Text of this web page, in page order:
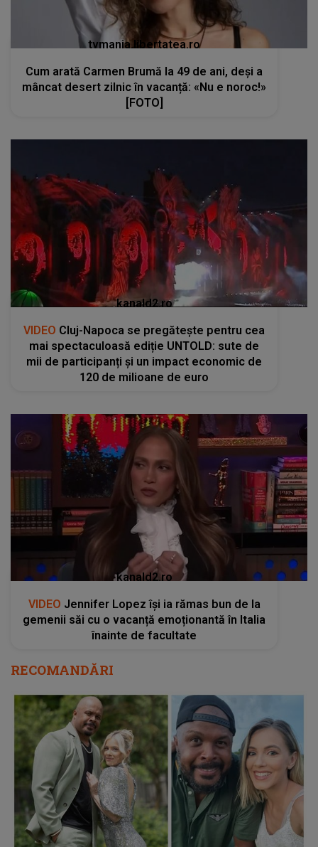
tvmania.libertatea.ro
Cum arată Carmen Brumă la 49 de ani, deși a
mâncat desert zilnic în vacanță: «Nu e noroc!»
[FOTO]
kanald2.ro
VIDEO Cluj-Napoca se pregătește pentru cea
mai spectaculoasă ediție UNTOLD: sute de
mii de participanți și un impact economic de
120 de milioane de euro
kanald2.ro
VIDEO Jennifer Lopez își ia rămas bun de la
gemenii săi cu o vacanță emoționantă în Italia
înainte de facultate
RECOMANDĂRI